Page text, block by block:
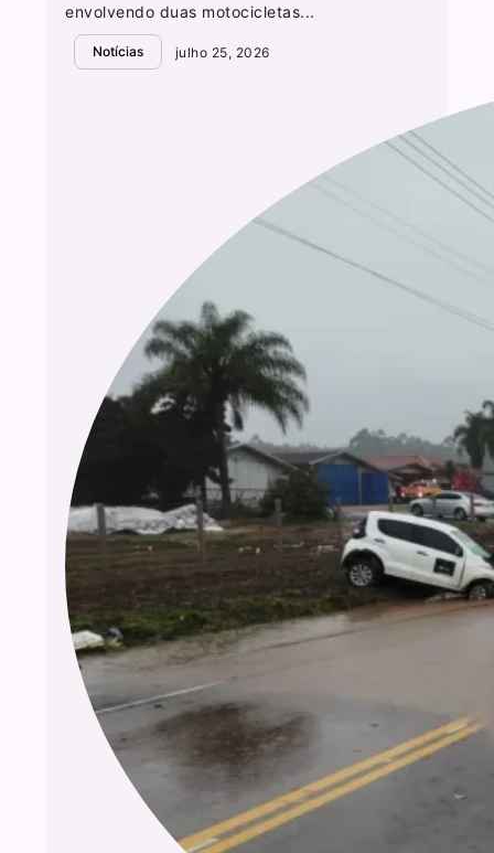
envolvendo duas motocicletas...
Notícias julho 25, 2026